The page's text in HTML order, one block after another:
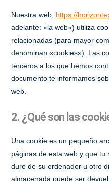
Nuestra web, https://
adelante: «la web») utiliza
relacionadas (para mayor
denominan «cookies»). Las
terceros a los que hemos
documento te informamos
web.
2. ¿Qué son las
Una cookie es un pequeño
páginas de esta web y que
duro de su ordenador u otro
almacenada puede ser